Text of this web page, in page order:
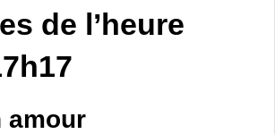
de l’heure
amour